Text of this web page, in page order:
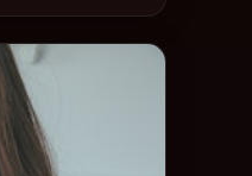
12-27 在内地院
中口碑稳健，适合